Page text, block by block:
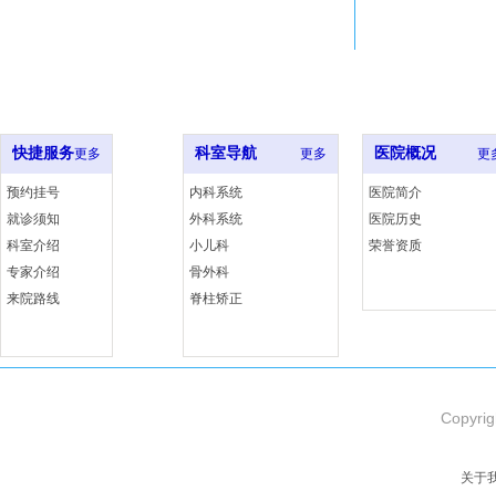
快捷服务更多
预约挂号
就诊须知
科室介绍
专家介绍
来院路线
科室导航 更多
内科系统
外科系统
小儿科
骨外科
脊柱矫正
医院概况 更
医院简介
医院历史
荣誉资质
关于